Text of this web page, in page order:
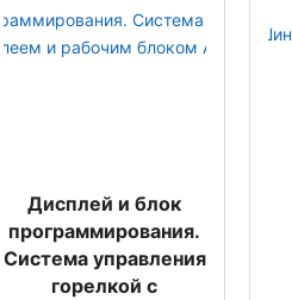
Дисплей и блок
программирования.
Система управления
горелкой с